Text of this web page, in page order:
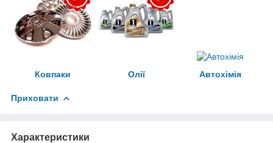
Ковпаки Олії Автохімія
Приховати
Характеристики